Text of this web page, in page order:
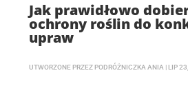
Jak prawidłowo
ochrony roślin do
upraw
UTWORZONE PRZEZ PODRÓŻNICZKA ANIA | LIP